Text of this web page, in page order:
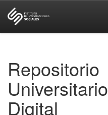
Repositorio
Universitario
Digital